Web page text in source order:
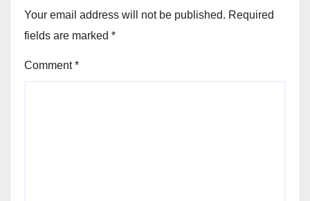
Your email address will not be published. Required
fields are marked *
Comment*